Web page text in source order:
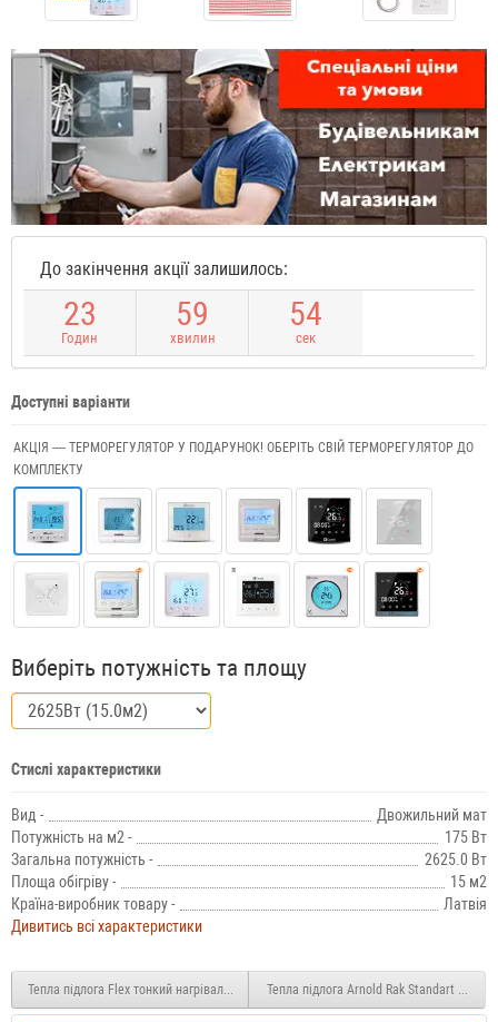
До закінчення акції залишилось:
23
Годин
59
хвилин
54
сек
Доступні варіанти
АКЦІЯ ---- ТЕРМОРЕГУЛЯТОР У ПОДАРУНОК! ОБЕРІТЬ СВІЙ ТЕРМОРЕГУЛЯТОР ДО
КОМПЛЕКТУ
Виберіть потужність та площу
Стислі характеристики
Вид -
Двожильний мат
Потужність на м2 -
175 Вт
Загальна потужність -
2625.0 Вт
Площа обігріву -
15 м2
Країна-виробник товару -
Латвія
Дивитись всі характеристики
Тепла підлога Flex тонкий нагрівальний мат EHM-175/12 2100.0 Вт (0,5*24 м)
Тепла підлога Arnold Rak Standart мати